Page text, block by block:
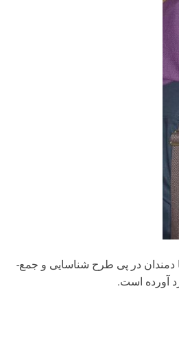
آثار به نمایش گذاشته شده در این نمایشگاه بخشی از عکس­هایی است که پریسا دمندان در پی طرح شناسایی و جمع­